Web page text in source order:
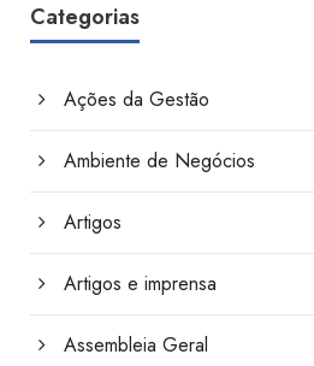
Categorias
Ações da Gestão
Ambiente de Negócios
Artigos
Artigos e imprensa
Assembleia Geral